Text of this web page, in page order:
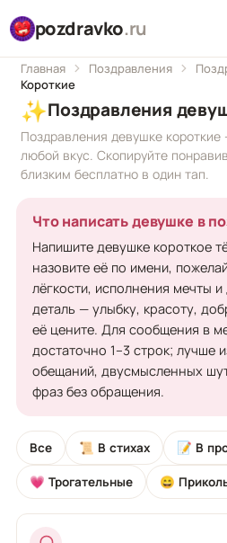
pozdravko.ru
Главная Поздравления
Короткие
✨Поздравления
Поздравления девушке короткие
любой вкус. Скопируйте
близким бесплатно в один тап.
Что написать девушке в
Напишите девушке короткое
назовите её по имени,
лёгкости, исполнения мечты
деталь — улыбку, красоту,
её цените. Для сообщения в
достаточно 1–3 строк; лучше
обещаний, двусмысленных
фраз без обращения.
Все 📜 В стихах 📝 В
💗 Трогательные 😄